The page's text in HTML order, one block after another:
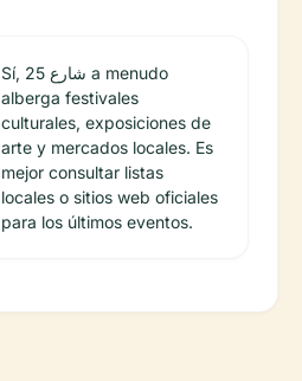
Sí, شارع 25 a menudo
alberga festivales
culturales, exposiciones de
arte y mercados locales. Es
mejor consultar listas
locales o sitios web oficiales
para los últimos eventos.